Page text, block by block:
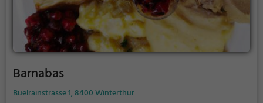
Barnabas
Büelrainstrasse 1, 8400 Winterthur